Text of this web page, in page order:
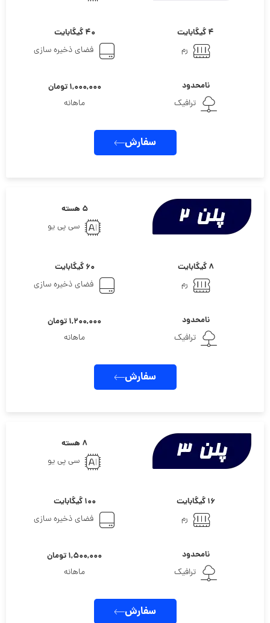
۴ گیگابایت
رم
۴۰ گیگابایت
فضای ذخیره سازی
نامحدود
ترافیک
۱,۰۰۰,۰۰۰ تومان
ماهانه
سفارش
۵ هسته
سی پی یو
۸ گیگابایت
رم
۶۰ گیگابایت
فضای ذخیره سازی
نامحدود
ترافیک
۱,۲۰۰,۰۰۰ تومان
ماهانه
سفارش
۸ هسته
سی پی یو
۱۶ گیگابایت
رم
۱۰۰ گیگابایت
فضای ذخیره سازی
نامحدود
ترافیک
۱,۵۰۰,۰۰۰ تومان
ماهانه
سفارش